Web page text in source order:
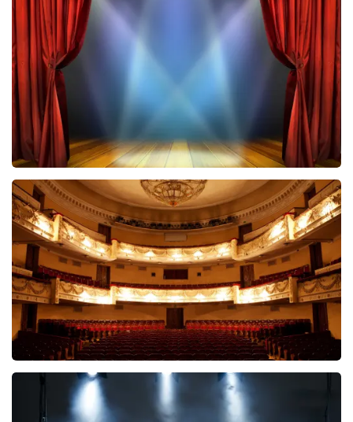
groeten, Joost Topticketshop
40 45 De Musical
2588+ reviews
BEKIJKEN
Malle Babbe
704+ reviews